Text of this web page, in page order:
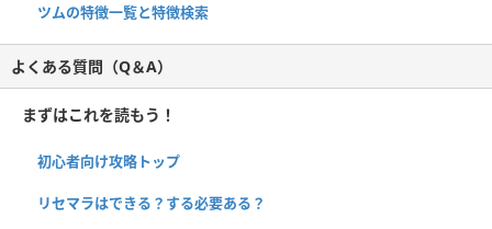
ツムの特徴一覧と特徴検索
よくある質問（Q＆A）
まずはこれを読もう！
初心者向け攻略トップ
リセマラはできる？する必要ある？